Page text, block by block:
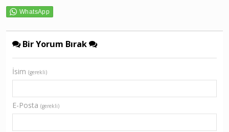
Bir Yorum Bırak
İsim (gerekli)
E-Posta (gerekli)